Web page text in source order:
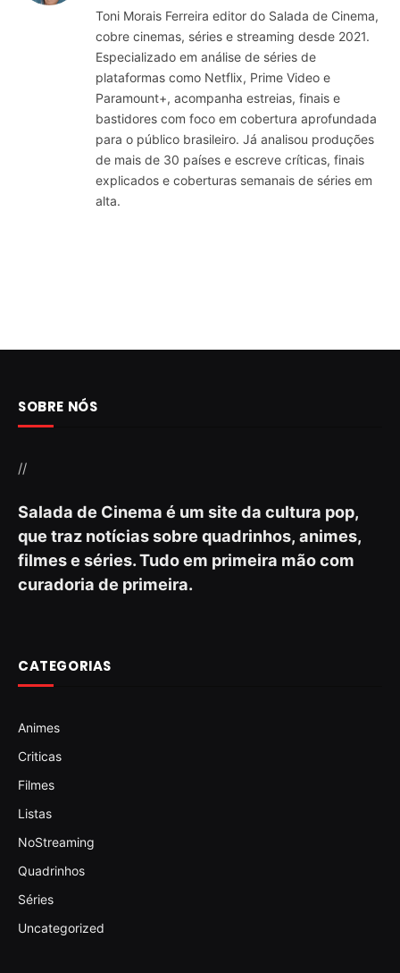
Toni Morais Ferreira editor do Salada de Cinema,
cobre cinemas, séries e streaming desde 2021.
Especializado em análise de séries de
plataformas como Netflix, Prime Video e
Paramount+, acompanha estreias, finais e
bastidores com foco em cobertura aprofundada
para o público brasileiro. Já analisou produções
de mais de 30 países e escreve críticas, finais
explicados e coberturas semanais de séries em
alta.
SOBRE NÓS
//
Salada de Cinema é um site da cultura pop,
que traz notícias sobre quadrinhos, animes,
filmes e séries. Tudo em primeira mão com
curadoria de primeira.
CATEGORIAS
Animes
Criticas
Filmes
Listas
NoStreaming
Quadrinhos
Séries
Uncategorized